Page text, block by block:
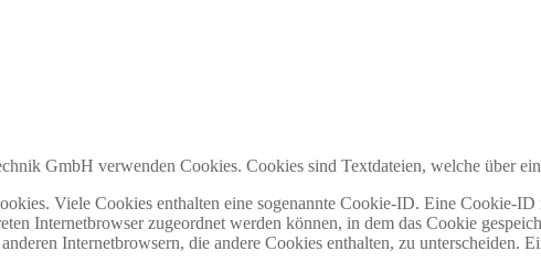
GmbH verwenden Cookies. Cookies sind Textdateien, welche über
Viele Cookies enthalten eine sogenannte Cookie-ID. Eine Cookie-
Internetbrowser zugeordnet werden können, in dem das Cookie
Internetbrowsern, die andere Cookies enthalten, zu